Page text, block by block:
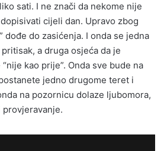
sati. I ne znači da nekome nije
cijeli dan. Upravo zbog
dođe do zasićenja. I onda se jedna
a druga osjeća da je
kao prije”. Onda sve bude na
jedno drugome teret i
na pozornicu dolaze ljubomora,
provjeravanje.